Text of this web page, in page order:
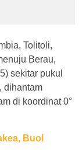
Tolitoli,
Berau,
sekitar pukul
dihantam
di koordinat 0°
Buol